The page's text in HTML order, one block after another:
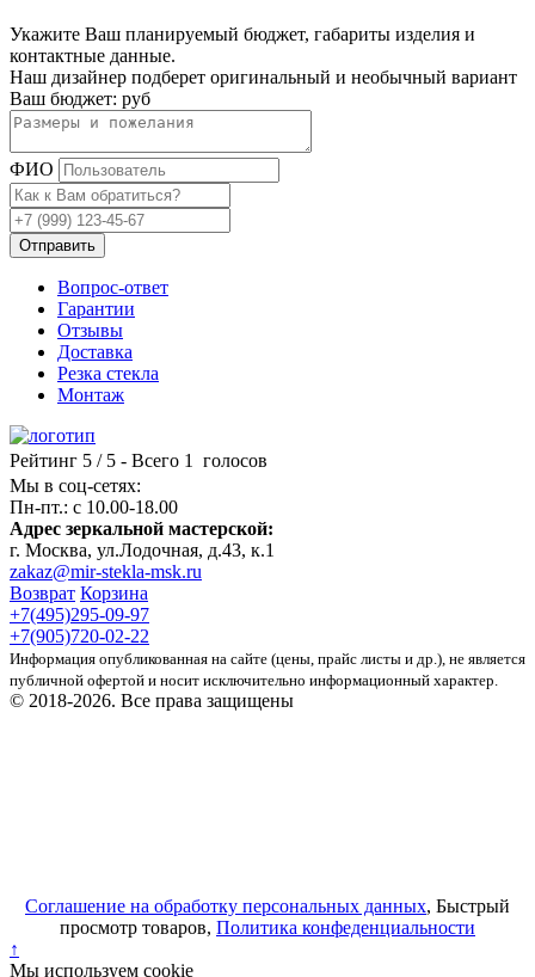
Укажите Ваш планируемый бюджет, габариты изделия и
контактные данные.
Наш дизайнер подберет оригинальный и необычный вариант
Ваш бюджет: руб
ФИО
Отправить
Вопрос-ответ
Гарантии
Отзывы
Доставка
Резка стекла
Монтаж
Рейтинг 5 / 5 - Всего 1
голосов
Мы в соц-сетях:
Пн-пт.: c 10.00-18.00
Адрес зеркальной мастерской:
г. Москва, ул.Лодочная, д.43, к.1
zakaz@mir-stekla-msk.ru
Возврат Корзина
+7(495)295-09-97
+7(905)720-02-22
Информация опубликованная на сайте (цены, прайс листы и др.), не является
публичной офертой и носит исключительно информационный характер.
© 2018-2026. Все права защищены
Соглашение на обработку персональных данных, Быстрый
просмотр товаров, Политика конфеденциальности
↑
Мы используем cookie